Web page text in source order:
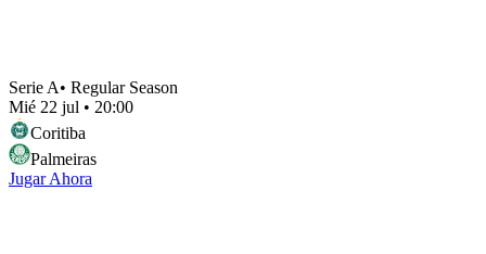
Serie A• Regular Season
Mié 22 jul • 20:00
Coritiba
Palmeiras
Jugar Ahora